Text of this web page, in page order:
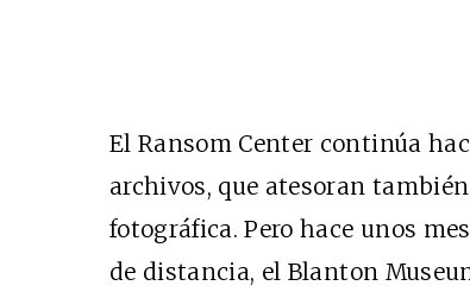
El Ransom Center continúa
archivos, que atesoran
fotográfica. Pero hace unos
de distancia, el Blanton